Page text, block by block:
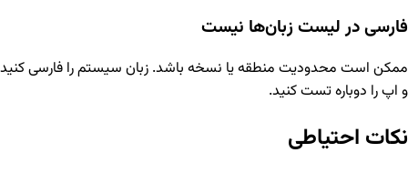
فارسی در لیست زبان‌ها نیست
ممکن است محدودیت منطقه یا نسخه باشد. زبان سیستم را فارسی کنید
و اپ را دوباره تست کنید.
نکات احتیاطی